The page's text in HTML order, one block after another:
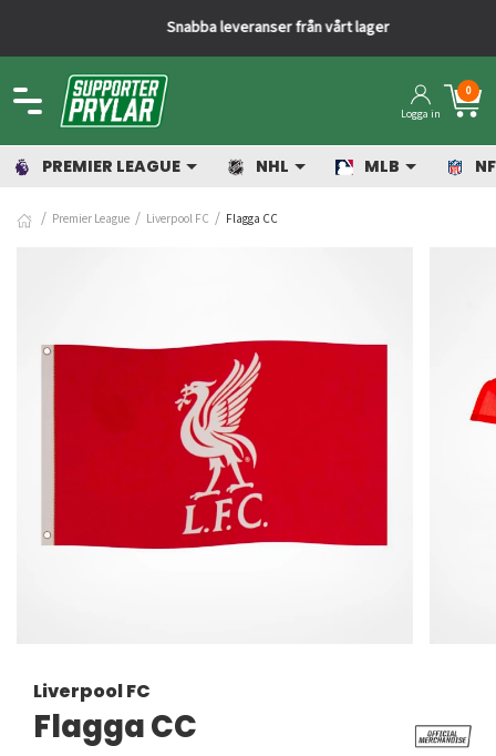
Snabba leveranser från vårt lager
Logga in
0
PREMIER LEAGUE NHL MLB
Premier League Liverpool FC Flagga CC
Liverpool FC
Flagga CC